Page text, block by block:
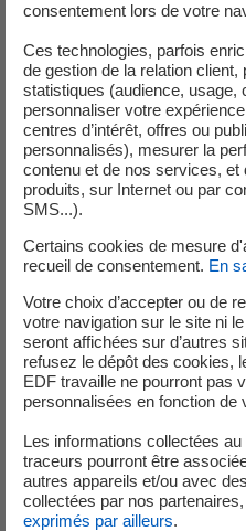
clients puis d’une équipe
en 1999. En 2005, elle est
B to B, puis Directrice
fin 2011, elle est Directrice
animant plus de 5000
25 millions de clients. Elle a
transformation numérique
particuliers et piloté le
groupe EDF sur le marché
travers la création de la
de sa station connectée
Présidence de plusieurs
Edelia et Domofinance.
Analystes et
consentement lors de votre
Ces technologies, parfois
de gestion de la relation
statistiques (audience, usage,
personnaliser votre
centres d’intérêt, offres ou
personnalisés), mesurer la
contenu et de nos services, et
produits, sur Internet ou par
SMS...).
Certains cookies de mesure
recueil de consentement. En
Votre choix d’accepter ou de
votre navigation sur le site ni
seront affichées sur d’autres
refusez le dépôt des cookies,
EDF travaille ne pourront pas
personnalisées en fonction de
Les informations collectées
traceurs pourront être
autres appareils et/ou avec
collectées par nos
exprimés par ailleurs.